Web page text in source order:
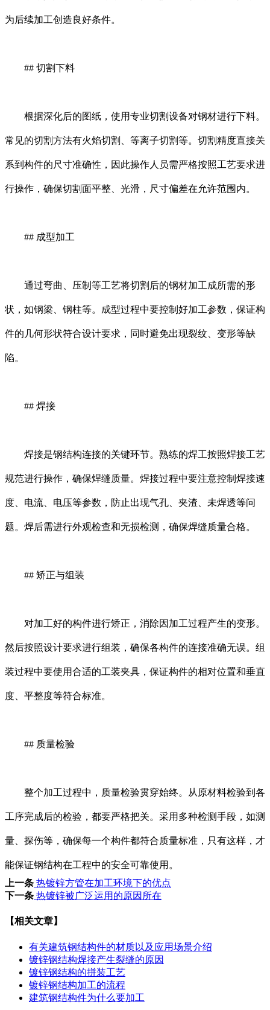
为后续加工创造良好条件。
## 切割下料
根据深化后的图纸，使用专业切割设备对钢材进行下料。
常见的切割方法有火焰切割、等离子切割等。切割精度直接关
系到构件的尺寸准确性，因此操作人员需严格按照工艺要求进
行操作，确保切割面平整、光滑，尺寸偏差在允许范围内。
## 成型加工
通过弯曲、压制等工艺将切割后的钢材加工成所需的形
状，如钢梁、钢柱等。成型过程中要控制好加工参数，保证构
件的几何形状符合设计要求，同时避免出现裂纹、变形等缺
陷。
## 焊接
焊接是钢结构连接的关键环节。熟练的焊工按照焊接工艺
规范进行操作，确保焊缝质量。焊接过程中要注意控制焊接速
度、电流、电压等参数，防止出现气孔、夹渣、未焊透等问
题。焊后需进行外观检查和无损检测，确保焊缝质量合格。
## 矫正与组装
对加工好的构件进行矫正，消除因加工过程产生的变形。
然后按照设计要求进行组装，确保各构件的连接准确无误。组
装过程中要使用合适的工装夹具，保证构件的相对位置和垂直
度、平整度等符合标准。
## 质量检验
整个加工过程中，质量检验贯穿始终。从原材料检验到各
工序完成后的检验，都要严格把关。采用多种检测手段，如测
量、探伤等，确保每一个构件都符合质量标准，只有这样，才
能保证钢结构在工程中的安全可靠使用。
上一条 热镀锌方管在加工环境下的优点
下一条 热镀锌被广泛运用的原因所在
【相关文章】
有关建筑钢结构件的材质以及应用场景介绍
镀锌钢结构焊接产生裂缝的原因
镀锌钢结构的拼装工艺
镀锌钢结构加工的流程
建筑钢结构件为什么要加工